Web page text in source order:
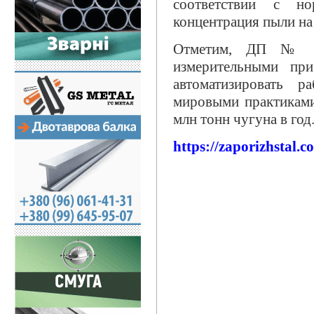
соответствии с
концентрация пыли
Отметим, ДП № 4
измерительными
мировыми
млн тонн чугуна в год.
https://